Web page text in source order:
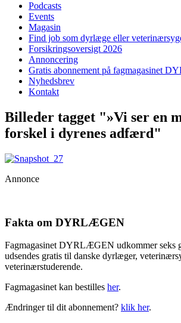
Podcasts
Events
Magasin
Find job som dyrlæge eller
Forsikringsoversigt 2026
Annoncering
Gratis abonnement på fagmagasinet
Nyhedsbrev
Kontakt
Billeder tagget "»Vi ser en
forskel i dyrenes adfærd"
Annonce
Fakta om DYRLÆGEN
Fagmagasinet DYRLÆGEN udkommer seks
udsendes gratis til danske dyrlæger,
veterinærstuderende.
Fagmagasinet kan bestilles her.
Ændringer til dit abonnement? klik her.